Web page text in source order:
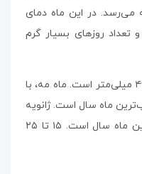
در این ماه به ۲۴/۹ درجه می‌رسد. در این ماه دمای
و تعداد روزهای بسیار گرم
میانگین بارش سالانه در تفلیس ۴۹۵ میلی‌متر است. ماه مه، با
مرطوب‌ترین ماه سال است. ژانویه
با میانگین ۱۸/۹ میلی‌متر، خشک‌ترین ماه سال است. ۱۵ تا ۲۵